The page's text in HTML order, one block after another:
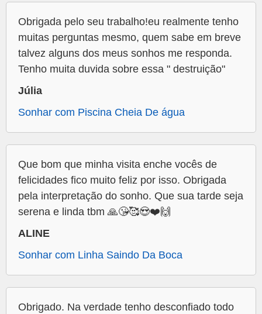
Obrigada pelo seu trabalho!eu realmente tenho
muitas perguntas mesmo, quem sabe em breve
talvez alguns dos meus sonhos me responda.
Tenho muita duvida sobre essa " destruição"
Júlia
Sonhar com Piscina Cheia De água
Que bom que minha visita enche vocês de
felicidades fico muito feliz por isso. Obrigada
pela interpretação do sonho. Que sua tarde seja
serena e linda tbm 🙏😘🥰😍❤️🙌
ALINE
Sonhar com Linha Saindo Da Boca
Obrigado. Na verdade tenho desconfiado todo